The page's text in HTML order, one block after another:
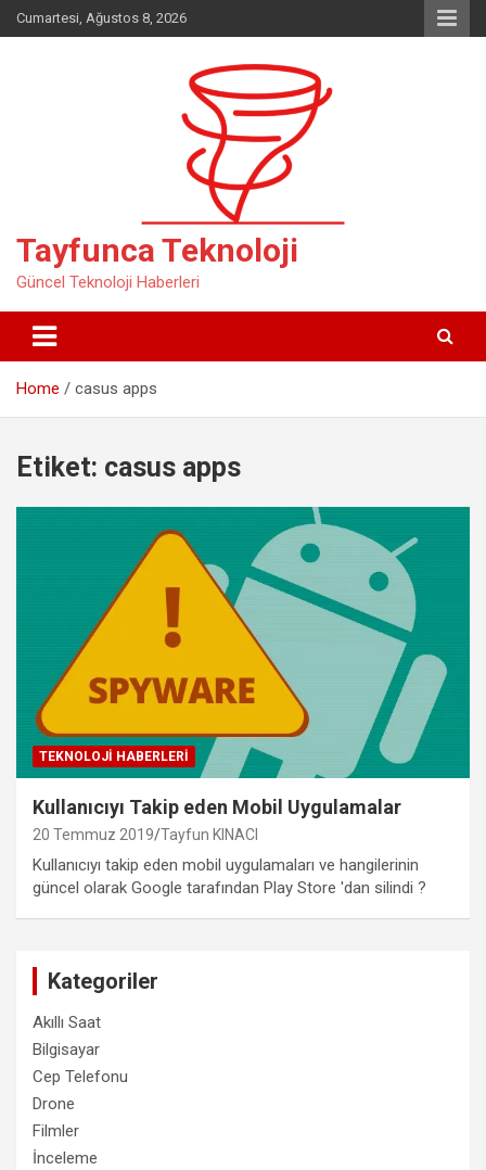
Skip
to
Cumartesi, Ağustos 8, 2026
Tayfunca Teknoloji
Güncel Teknoloji Haberleri
Home casus apps
Etiket: casus apps
TEKNOLOJI HABERLERI
Kullanıcıyı Takip eden Mobil Uygulamalar
20 Temmuz 2019 Tayfun KINACI
Kullanıcıyı takip eden mobil uygulamaları ve hangilerinin
güncel olarak Google tarafından Play Store 'dan silindi ?
Kategoriler
Akıllı Saat
Bilgisayar
Cep Telefonu
Drone
Filmler
İnceleme